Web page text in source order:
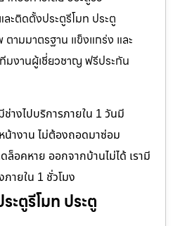
ะติดตั้งประตูรีโมท ประตู
ามมาตรฐาน แข็งแกร่ง และ
มงานผู้เชี่ยวชาญ ฟรีประกัน
างไปบริการภายใน 1 วันมี
น้างาน ไม่ต้องถอดมาซ่อม
อคหาย ออกจากบ้านไม่ได้ เรามี
ายใน 1 ชั่วโมง
ตูรีโมท ประตู